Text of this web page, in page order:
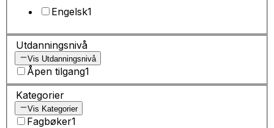
Engelsk1
Utdanningsnivå
Vis Utdanningsnivå
Åpen tilgang1
Kategorier
Vis Kategorier
Fagbøker1